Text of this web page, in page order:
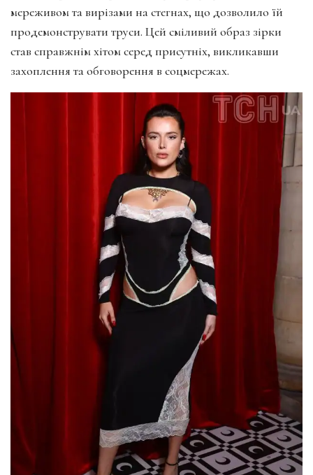
мереживом та вирізами на стегнах, що дозволило їй
продемонструвати труси. Цей сміливий образ зірки
став справжнім хітом серед присутніх, викликавши
захоплення та обговорення в соцмережах.